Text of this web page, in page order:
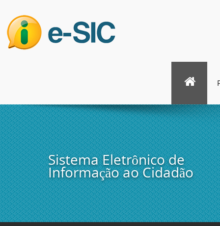
Sistema Eletrônico de
Informação ao Cidadão
Câmara Municipal de
SP